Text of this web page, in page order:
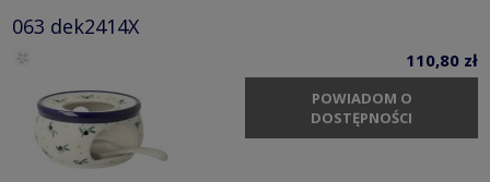
063 dek2414X
110,80 zł
POWIADOM O
DOSTĘPNOŚCI